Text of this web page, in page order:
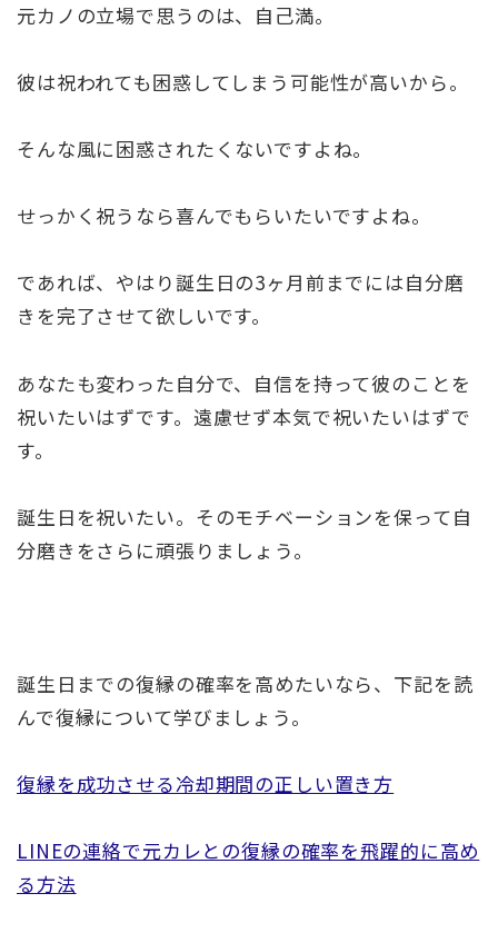
元カノの立場で思うのは、自己満。
彼は祝われても困惑してしまう可能性が高いから。
そんな風に困惑されたくないですよね。
せっかく祝うなら喜んでもらいたいですよね。
であれば、やはり誕生日の3ヶ月前までには自分磨
きを完了させて欲しいです。
あなたも変わった自分で、自信を持って彼のことを
祝いたいはずです。遠慮せず本気で祝いたいはずで
す。
誕生日を祝いたい。そのモチベーションを保って自
分磨きをさらに頑張りましょう。
誕生日までの復縁の確率を高めたいなら、下記を読
んで復縁について学びましょう。
復縁を成功させる冷却期間の正しい置き方
LINEの連絡で元カレとの復縁の確率を飛躍的に高め
る方法